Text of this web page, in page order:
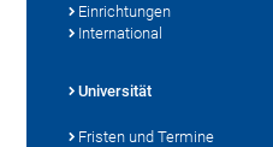
Einrichtungen
International
Universität
Fristen und Termine